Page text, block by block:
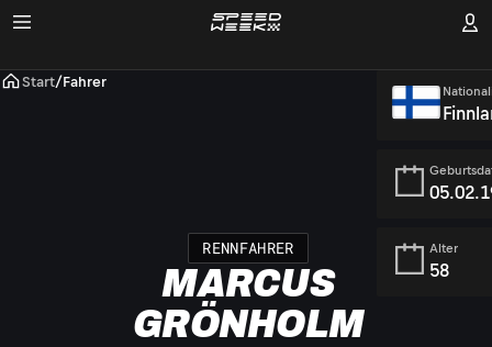
Start/Fahrer
RENNFAHRER
MARCUS
GRÖNHOLM
Alter
58